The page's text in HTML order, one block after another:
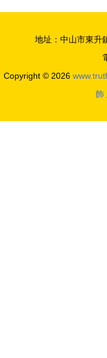
解析
指
地址：中山市東升
Copyright © 2026
飾